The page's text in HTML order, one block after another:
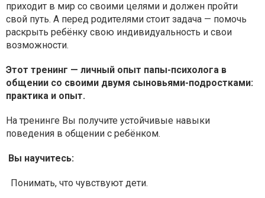
приходит в мир со своими целями и должен пройти
свой путь. А перед родителями стоит задача — помочь
раскрыть ребёнку свою индивидуальность и свои
возможности.
Этот тренинг — личный опыт папы-психолога в
общении со своими двумя сыновьями-подростками:
практика и опыт.
На тренинге Вы получите устойчивые навыки
поведения в общении с ребёнком.
Вы научитесь:
Понимать, что чувствуют дети.